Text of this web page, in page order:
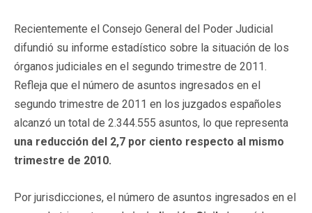
Recientemente el Consejo General del Poder Judicial
difundió su informe estadístico sobre la situación de los
órganos judiciales en el segundo trimestre de 2011.
Refleja que el número de asuntos ingresados en el
segundo trimestre de 2011 en los juzgados españoles
alcanzó un total de 2.344.555 asuntos, lo que representa
una reducción del 2,7 por ciento respecto al mismo
trimestre de 2010.
Por jurisdicciones, el número de asuntos ingresados en el